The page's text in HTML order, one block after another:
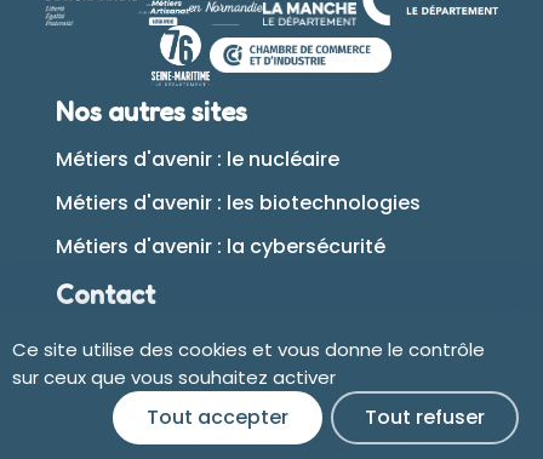
Nos autres sites
Métiers d'avenir : le nucléaire
Métiers d'avenir : les biotechnologies
Métiers d'avenir : la cybersécurité
Contact
Plan du site
Accessibilité
Ce site utilise des cookies et vous donne le contrôle
sur ceux que vous souhaitez activer
Tout accepter
Tout refuser